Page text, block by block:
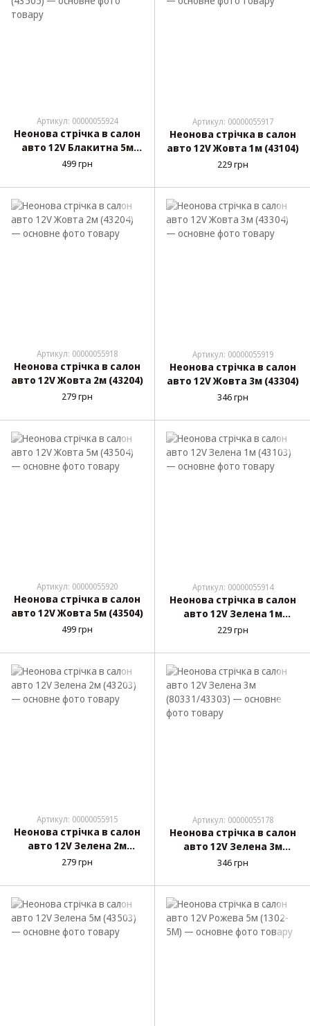
Артикул: 00000055924
Неонова стрічка в салон
авто 12V Блакитна 5м
(43505)
499 грн
Артикул: 00000055917
Неонова стрічка в салон
авто 12V Жовта 1м (43104)
229 грн
Артикул: 00000055918
Неонова стрічка в салон
авто 12V Жовта 2м (43204)
279 грн
Артикул: 00000055919
Неонова стрічка в салон
авто 12V Жовта 3м (43304)
346 грн
Артикул: 00000055920
Неонова стрічка в салон
авто 12V Жовта 5м (43504)
499 грн
Артикул: 00000055914
Неонова стрічка в салон
авто 12V Зелена 1м
(43103)
229 грн
Артикул: 00000055915
Неонова стрічка в салон
авто 12V Зелена 2м
(43203)
279 грн
Артикул: 00000055178
Неонова стрічка в салон
авто 12V Зелена 3м
(80331/43303)
346 грн